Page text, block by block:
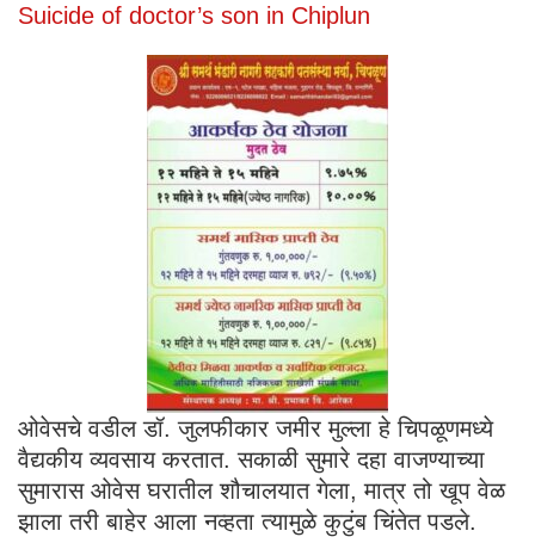
Suicide of doctor’s son in Chiplun
ओवेसचे वडील डॉ. जुलफीकार जमीर मुल्ला हे चिपळूणमध्ये
वैद्यकीय व्यवसाय करतात. सकाळी सुमारे दहा वाजण्याच्या
सुमारास ओवेस घरातील शौचालयात गेला, मात्र तो खूप वेळ
झाला तरी बाहेर आला नव्हता त्यामुळे कुटुंब चिंतेत पडले.